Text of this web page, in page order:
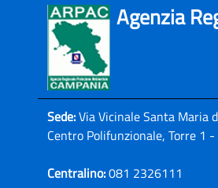
Agenzia
Sede:Via Vicinale Santa Maria
Centro Polifunzionale, Torre 1
Centralino:081 2326111